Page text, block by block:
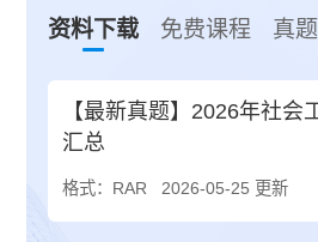
资料下载 免费课程 真
【最新真题】2026年社会
汇总
格式：RAR 2026-05-25 更新